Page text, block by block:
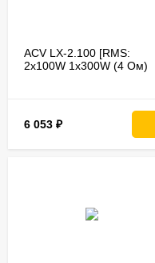
ACV LX-2.100 [RMS:
2x100W 1x300W (4 Ом)
6 053 ₽